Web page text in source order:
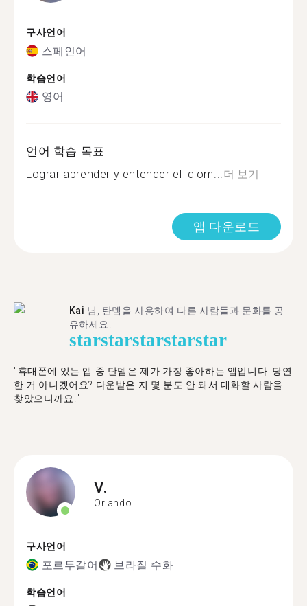
구사언어
스페인어
학습언어
영어
언어 학습 목표
Lograr aprender y entender el idiom...더 보기
앱 다운로드
Kai 님, 탄뎀을 사용하여 다른 사람들과 문화를 공
유하세요.
starstarstarstarstar
"휴대폰에 있는 앱 중 탄뎀은 제가 가장 좋아하는 앱입니다. 당연
한 거 아니겠어요? 다운받은 지 몇 분도 안 돼서 대화할 사람을
찾았으니까요!"
V.
Orlando
구사언어
포르투갈어 브라질 수화
학습언어